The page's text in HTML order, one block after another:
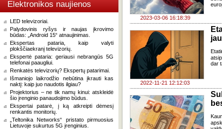
Elektronikos naujienos
LED televizoriai.
Palydovinis ryšys ir naujas įkrovimo
būdas: „Android 15“ atnaujinimas.
Ekspertas pataria, kaip valyti
plokščiaekranį televizorių.
Ekspertė pataria: geriausi nebrangūs 5G
telefonai paaugliui.
Renkatės televizorių? Ekspertų patarimai.
Išmaniojo laikrodžio nebūtina įkrauti kas
naktį: kaip juo naudotis ilgiau?
Projektorius – ne tik namų kinui: atskleidė
šio įrenginio panaudojimo būdus.
Ekspertai patarė, į ką atkreipti dėmesį
renkantis monitorių.
„Teltonika Networks“ pristato pirmuosius
Lietuvoje sukurtus 5G įrenginius.
2023-03-06 16:18:39
2022-11-21 12:12:03
dar